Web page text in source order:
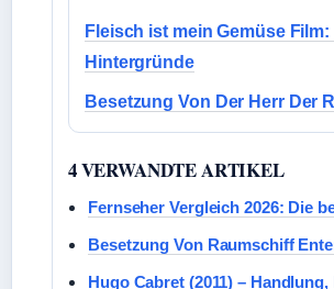
Fleisch ist mein Gemüse
Hintergründe
Besetzung Von Der Herr Der
4 VERWANDTE ARTIKEL
Fernseher Vergleich 2026: Die
Besetzung Von Raumschiff
Hugo Cabret (2011) –